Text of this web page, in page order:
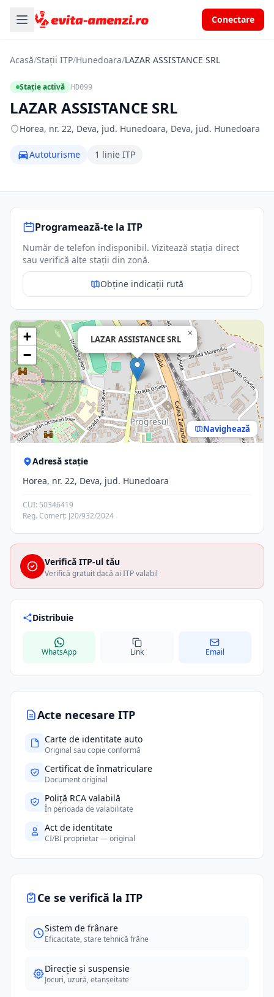
Conectare
Acasă/Stații ITP/Hunedoara/LAZAR ASSISTANCE SRL
Stație activă HD099
LAZAR ASSISTANCE SRL
Horea, nr. 22, Deva, jud. Hunedoara, Deva, jud. Hunedoara
Autoturisme 1 linie ITP
Acte necesare ITP
Carte de identitate auto
Original sau copie conformă
Certificat de înmatriculare
Document original
Poliță RCA valabilă
În perioada de valabilitate
Act de identitate
CI/BI proprietar — original
Ce se verifică la ITP
Sistem de frânare
Eficacitate, stare tehnică frâne
Direcție și suspensie
Jocuri, uzură, etanșeitate
Programează-te la ITP
Număr de telefon indisponibil. Vizitează stația direct
sau verifică alte stații din zonă.
Obține indicații rută
LAZAR ASSISTANCE SRL
×
+
−
Navighează
Adresă stație
Horea, nr. 22, Deva, jud. Hunedoara
CUI: 50346419
Reg. Comerț: J20/932/2024
Verifică ITP-ul tău
Verifică gratuit dacă ai ITP valabil
Distribuie
WhatsApp Link Email